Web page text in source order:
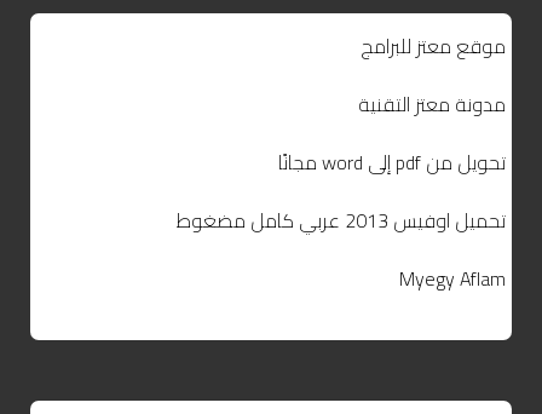
موقع معتز للبرامج
مدونة معتز التقنية
تحويل من pdf إلى word مجانًا
تحميل اوفيس 2013 عربي كامل مضغوط
Myegy Aflam